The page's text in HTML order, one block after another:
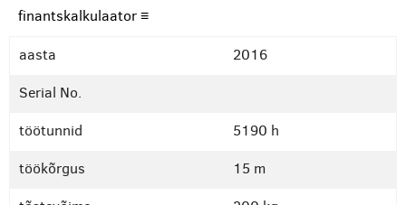
finantskalkulaator ≡
aasta
2016
Serial No.
töötunnid
5190 h
töökõrgus
15 m